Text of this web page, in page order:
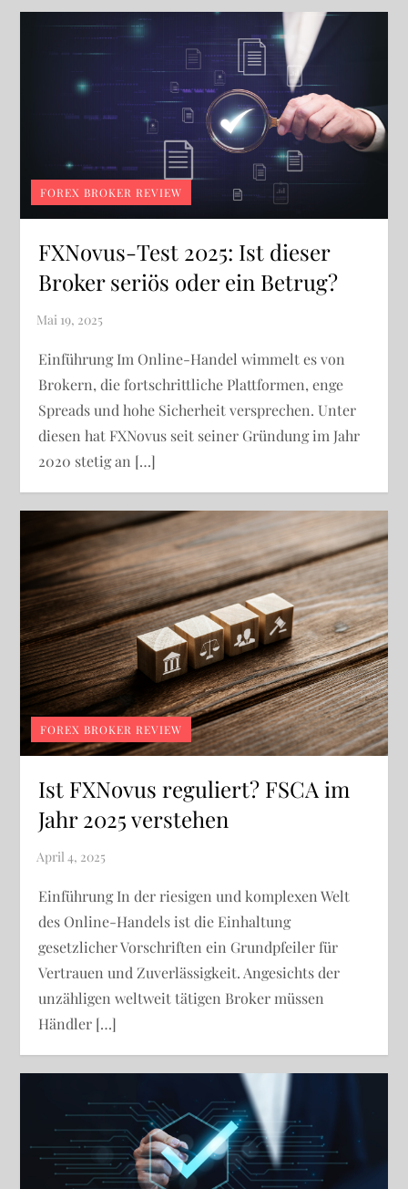
FOREX BROKER REVIEW
FXNovus-Test 2025: Ist dieser
Broker seriös oder ein Betrug?
Einführung Im Online-Handel wimmelt es von
Brokern, die fortschrittliche Plattformen, enge
Spreads und hohe Sicherheit versprechen. Unter
diesen hat FXNovus seit seiner Gründung im Jahr
2020 stetig an […]
FOREX BROKER REVIEW
Ist FXNovus reguliert? FSCA im
Jahr 2025 verstehen
Einführung In der riesigen und komplexen Welt
des Online-Handels ist die Einhaltung
gesetzlicher Vorschriften ein Grundpfeiler für
Vertrauen und Zuverlässigkeit. Angesichts der
unzähligen weltweit tätigen Broker müssen
Händler […]